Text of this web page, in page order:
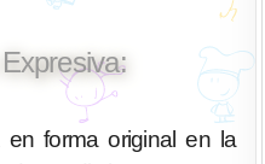
forma original en la